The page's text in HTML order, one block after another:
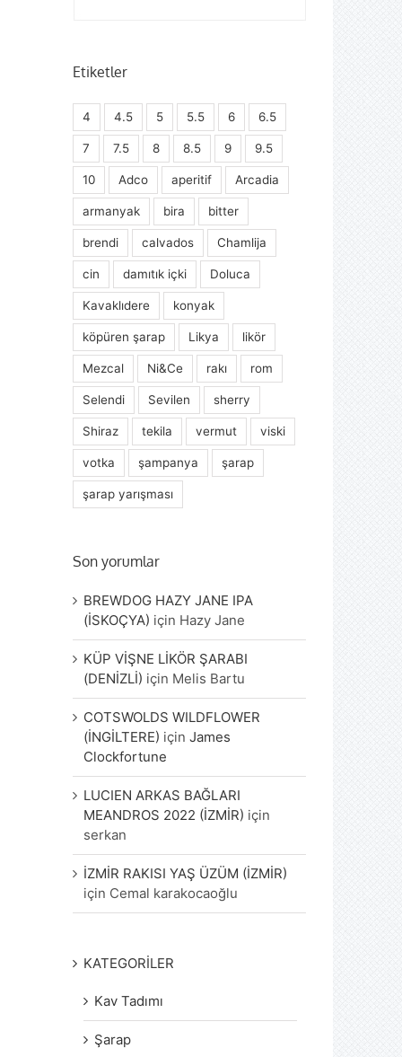
Etiketler
4 4.5 5 5.5 6 6.5
7 7.5 8 8.5 9 9.5
10 Adco aperitif Arcadia
armanyak bira bitter
brendi calvados Chamlija
cin damıtık içki Doluca
Kavaklıdere konyak
köpüren şarap Likya likör
Mezcal Ni&Ce rakı rom
Selendi Sevilen sherry
Shiraz tekila vermut viski
votka şampanya şarap
şarap yarışması
Son yorumlar
BREWDOG HAZY JANE IPA
(İSKOÇYA) için Hazy Jane
KÜP VİŞNE LİKÖR ŞARABI
(DENİZLİ) için Melis Bartu
COTSWOLDS WILDFLOWER
(İNGİLTERE) içinJames
Clockfortune
LUCIEN ARKAS BAĞLARI
MEANDROS 2022 (İZMİR) için
serkan
İZMİR RAKISI YAŞ ÜZÜM (İZMİR)
için Cemal karakocaoğlu
KATEGORİLER
Kav Tadımı
Şarap